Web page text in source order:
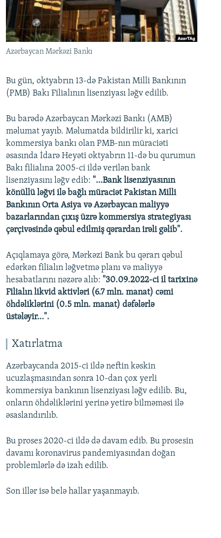
İNFOQRAFIKA
KARIKATURA
AZƏRBAYCAN ƏDƏBIYYATI KITABXANASI
İSLAM VƏ DEMOKRATIYA
MISSIYAMIZ
PEŞƏ ETIKASI VƏ JURNALISTIKA STANDARTLARIMIZ
BIZIMLƏ ƏLAQƏ
XƏBƏR BÜLLETENLƏRIMIZ
BIZI IZLƏ
Azərbaycan Mərkəzi Bankı
Bu gün, oktyabrın 13-də Pakistan Milli Bankının
(PMB) Bakı Filialının lisenziyası ləğv edilib.
Bu barədə Azərbaycan Mərkəzi Bankı (AMB)
məlumat yayıb. Məlumatda bildirilir ki, xarici
kommersiya bankı olan PMB-nın müraciəti
əsasında İdarə Heyəti oktyabrın 11-də bu qurumun
Bakı filialına 2005-ci ildə verilən bank
lisenziyasını ləğv edib: "…Bank lisenziyasının
könüllü ləğvi ilə bağlı müraciət Pakistan Milli
Bankının Orta Asiya və Azərbaycan maliyyə
bazarlarından çıxış üzrə kommersiya strategiyası
çərçivəsində qəbul edilmiş qərardan irəli gəlib".
Açıqlamaya görə, Mərkəzi Bank bu qərarı qəbul
edərkən filialın ləğvetmə planı və maliyyə
hesabatlarını nəzərə alıb: "30.09.2022-ci il tarixinə
Filialın likvid aktivləri (6.7 mln. manat) cəmi
öhdəliklərini (0.5 mln. manat) dəfələrlə
üstələyir…".
Xatırlatma
Azərbaycanda 2015-ci ildə neftin kəskin
ucuzlaşmasından sonra 10-dan çox yerli
kommersiya bankının lisenziyası ləğv edilib. Bu,
onların öhdəliklərini yerinə yetirə bilməməsi ilə
əsaslandırılıb.
Bu proses 2020-ci ildə də davam edib. Bu prosesin
davamı koronavirus pandemiyasından doğan
problemlərlə də izah edilib.
Son illər isə belə hallar yaşanmayıb.